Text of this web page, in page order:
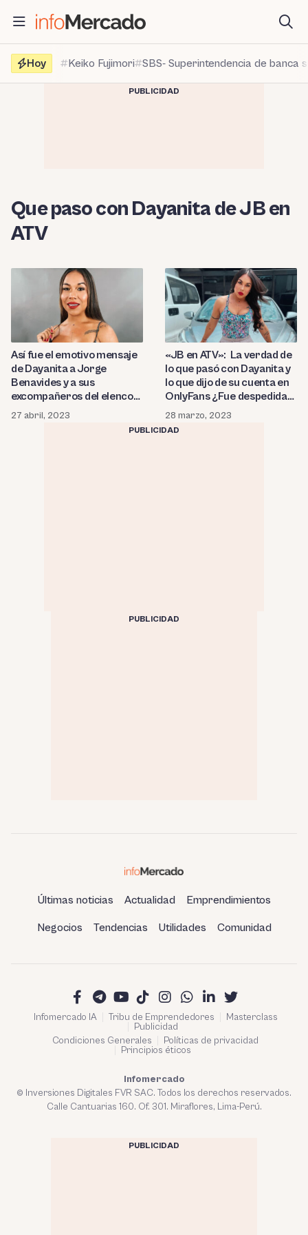
contenido
Hoy
Keiko Fujimori SBS- Superintendencia de banca
PUBLICIDAD
Que paso con Dayanita de JB en
ATV
Así fue el emotivo mensaje
de Dayanita a Jorge
Benavides y a sus
excompañeros del elenco
de «JB en ATV» ¿Qué fue lo
que realmente pasó con la
27 abril, 2023
«JB en ATV»: La verdad de
lo que pasó con Dayanita y
lo que dijo de su cuenta en
OnlyFans ¿Fue despedida
del programa o
sancionada?
28 marzo, 2023
PUBLICIDAD
PUBLICIDAD
Últimas noticias Actualidad Emprendimientos
Negocios Tendencias Utilidades Comunidad
Infomercado IA Tribu de Emprendedores
Masterclass
Publicidad
Condiciones Generales
Políticas de privacidad
Principios éticos
Infomercado
© Inversiones Digitales FVR SAC. Todos los derechos reservados.
Calle Cantuarias 160. Of. 301. Miraflores, Lima-Perú.
PUBLICIDAD